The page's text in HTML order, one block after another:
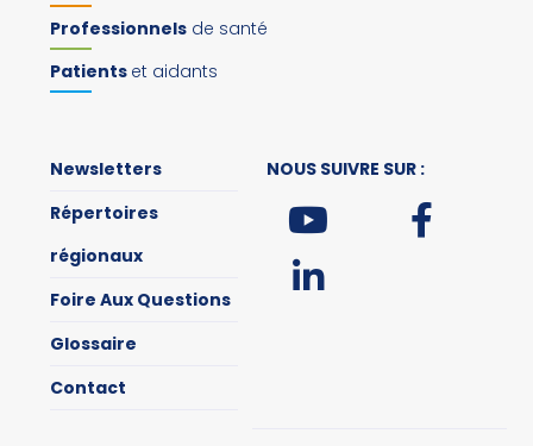
Professionnels de santé
Patients et aidants
Newsletters
Répertoires
régionaux
Foire Aux Questions
Glossaire
Contact
NOUS SUIVRE SUR :